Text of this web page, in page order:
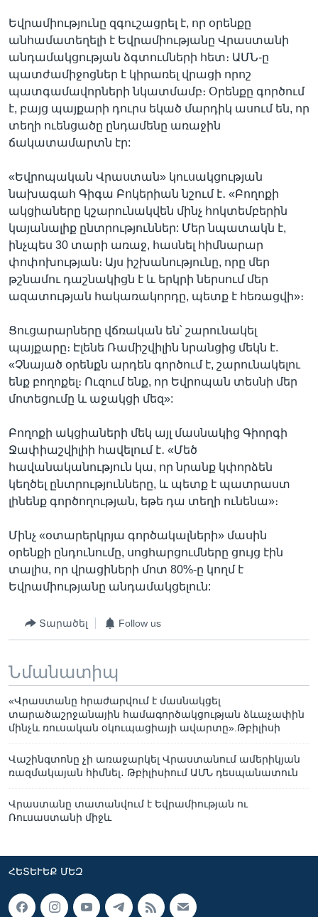
Եվրամիությունը զգուշացրել է, որ օրենքը
անհամատեղելի է Եվրամիությանը Վրաստանի
անդամակցության ձգտումների հետ։ ԱՄՆ-ը
պատժամիջոցներ է կիրառել վրացի որոշ
պատգամավորների նկատմամբ։ Օրենքը գործում
է, բայց պայքարի դուրս եկած մարդիկ ասում են, որ
տեղի ուենցածը ընդամենը առաջին
ճակատամարտն էր:
«Եվրոպական Վրաստան» կուսակցության
նախագահ Գիգա Բոկերիան նշում է․ «Բողոքի
ակցիաները կշարունակվեն մինչ հոկտեմբերին
կայանալիք ընտրություններ: Մեր նպատակն է,
ինչպես 30 տարի առաջ, հասնել հիմնարար
փոփոխության։ Այս իշխանությունը, որը մեր
թշնամու դաշնակիցն է և երկրի ներսում մեր
ազատության հակառակորդը, պետք է հեռացվի»։
Ցուցարարները վճռական են՝ շարունակել
պայքարը։ Էլենե Ռամիշվիլին նրանցից մեկն է.
«Չնայած օրենքն արդեն գործում է, շարունակելու
ենք բողոքել։ Ուզում ենք, որ Եվրոպան տեսնի մեր
մոտեցումը և աջակցի մեզ»:
Բողոքի ակցիաների մեկ այլ մասնակից Գիորգի
Ջափիաշվիլիի հավելում է․ «Մեծ
հավանականություն կա, որ նրանք կփորձեն
կեղծել ընտրությունները, և պետք է պատրաստ
լինենք գործողության, եթե դա տեղի ունենա»։
Մինչ «օտարերկրյա գործակալների» մասին
օրենքի ընդունումը, սոցհարցումները ցույց էին
տալիս, որ վրացիների մոտ 80%-ը կողմ է
Եվրամիությանը անդամակցելուն:
Տարածել Follow us
Նմանատիպ
«Վրաստանը հրաժարվում է մասնակցել
տարածաշրջանային համագործակցության ձևաչափին
մինչև ռուսական օկուպացիայի ավարտը».Թբիլիսի
Վաշինգտոնը չի առաջարկել Վրաստանում ամերիկյան
ռազմակայան հիմնել․ Թբիլիսիում ԱՄՆ դեսպանատուն
Վրաստանը տատանվում է Եվրամիության ու
Ռուսաստանի միջև
ՀԵՏԵՒԵՔ ՄԵԶ